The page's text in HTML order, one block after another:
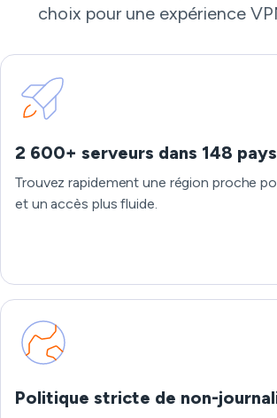
choix pour une expérience
2 600+ serveurs dans 148 pays
Trouvez rapidement une région proche
et un accès plus fluide.
Politique stricte de non-